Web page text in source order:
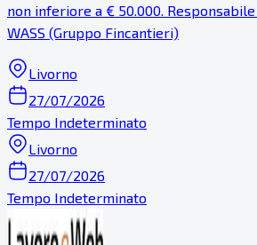
non inferiore a € 50.000.
WASS (Gruppo Fincantieri)
Livorno
27/07/2026
Tempo Indeterminato
Livorno
27/07/2026
Tempo Indeterminato